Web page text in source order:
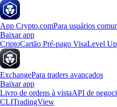
App Crypto.comPara usuários
Baixar app
CriptoCartão Pré-pago VisaLevel Up
ExchangePara traders avançados
Baixar app
Livro de ordens à vistaAPI de
CLITradingView